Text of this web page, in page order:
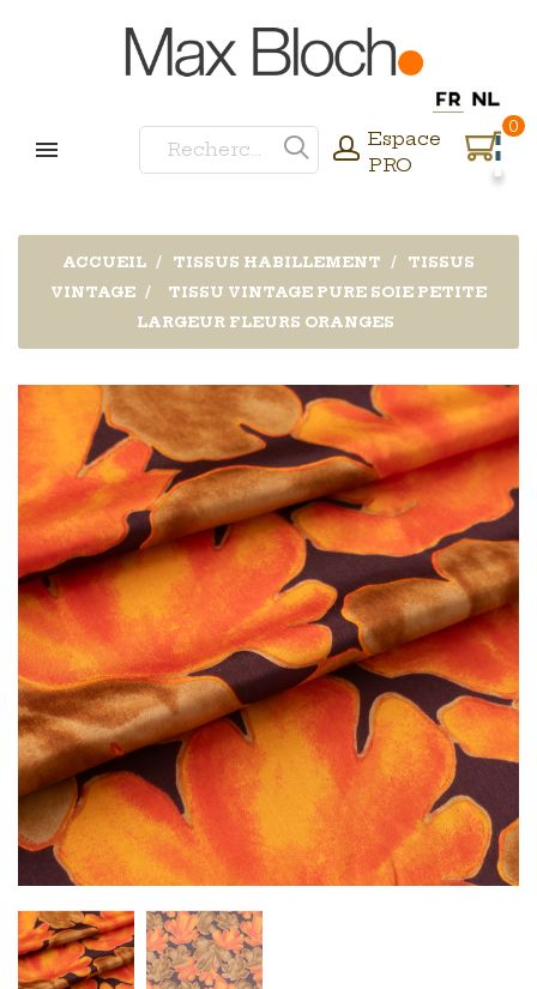
Espace
PRO
0
ACCUEIL TISSUS HABILLEMENT
TISSUS
VINTAGE
TISSU VINTAGE PURE SOIE PETITE
LARGEUR FLEURS ORANGES